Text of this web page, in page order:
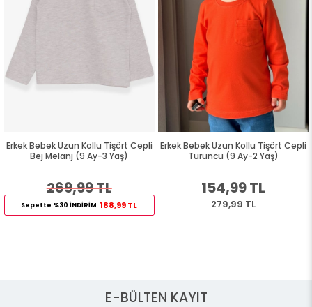
Erkek Bebek Uzun Kollu Tişört Cepli
Bej Melanj (9 Ay-3 Yaş)
269,99 TL
Sepette %30 İNDİRİM 188,99 TL
Erkek Bebek Uzun Kollu Tişört Cepli
Turuncu (9 Ay-2 Yaş)
154,99 TL
279,99 TL
E-BÜLTEN KAYIT